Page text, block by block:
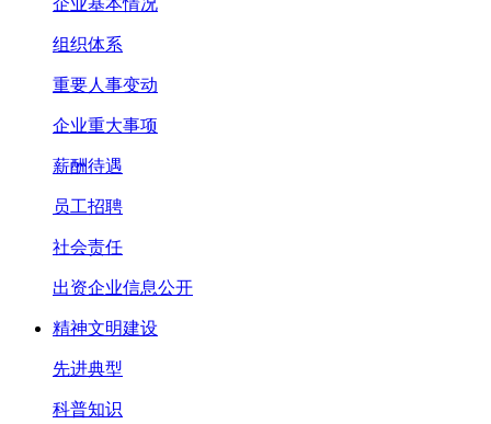
组织体系
重要人事变动
企业重大事项
薪酬待遇
员工招聘
社会责任
出资企业信息公开
精神文明建设
先进典型
科普知识